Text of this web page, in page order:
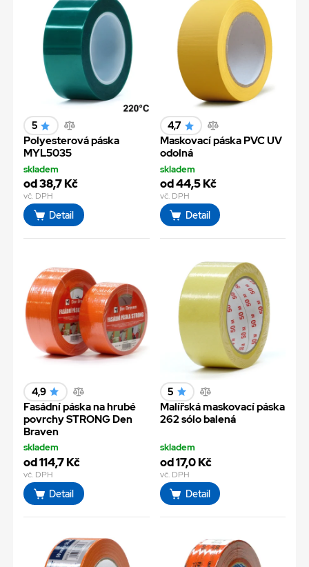
5
Polyesterová páska
MYL5035
skladem
od 38,7 Kč
vč. DPH
Detail
4,7
Maskovací páska PVC UV
odolná
skladem
od 44,5 Kč
vč. DPH
Detail
4,9
Fasádní páska na hrubé
povrchy STRONG Den
Braven
skladem
od 114,7 Kč
vč. DPH
Detail
5
Malířská maskovací páska
262 sólo balená
skladem
od 17,0 Kč
vč. DPH
Detail